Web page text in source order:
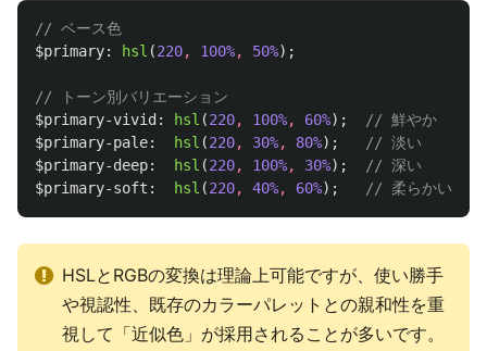
// ベース色
$primary: hsl (220, 100%, 50%);
// トーン別バリエーション
$primary-vivid : hsl (220, 100%, 60%);
// 鮮やか
$primary-pale: hsl (220, 30%, 80%);
// 淡い
$primary-deep: hsl (220, 100%, 30%);
// 深い
$primary-soft : hsl (220, 40%, 60%); // 柔らかい
HSLとRGBの変換は理論上可能ですが、使い勝手
や視認性、既存のカラーパレットとの親和性を重
視して「近似色」が採用されることが多いです。